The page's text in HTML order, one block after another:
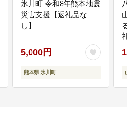
氷川町 令和8年熊本地震
災害支援【返礼品な
し】
5,000円
熊本県 氷川町